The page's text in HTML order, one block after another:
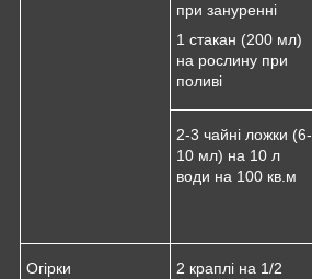
при зануренні
1 стакан (200 мл)
на рослину при
поливі
2-3 чайні ложки (6-
10 мл) на 10 л
води на 100 кв.м
Огірки
2 краплі на 1/2